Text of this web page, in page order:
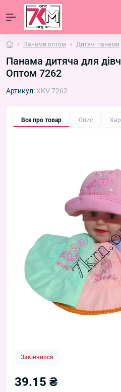
Панами оптом Дитячі панами
Панама дитяча для
Оптом 7262
Артикул:XKV 7262
Все про товар Опис
Закінчився
39.15 ₴